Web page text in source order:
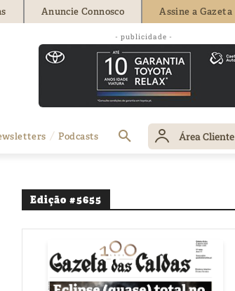
Anuncie Connosco Assine a Gazeta
- publicidade -
Podcasts Área Cliente
Edição #5655